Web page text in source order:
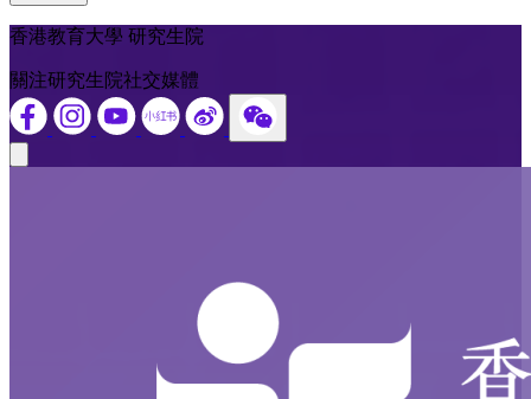
返回頁首
香港教育大學 研究生院
關注研究生院社交媒體
Close modal